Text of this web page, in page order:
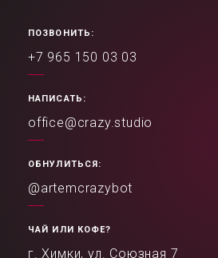
ПОЗВОНИТЬ:
+7 965 150 03 03
НАПИСАТЬ:
office@crazy.studio
ОБНУЛИТЬСЯ:
@artemcrazybot
ЧАЙ ИЛИ КОФЕ?
г. Химки, ул. Союзная 7